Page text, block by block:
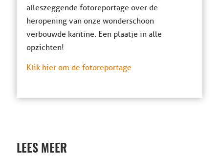
alleszeggende fotoreportage over de
heropening van onze wonderschoon
verbouwde kantine. Een plaatje in alle
opzichten!
Klik hier om de fotoreportage
LEES MEER